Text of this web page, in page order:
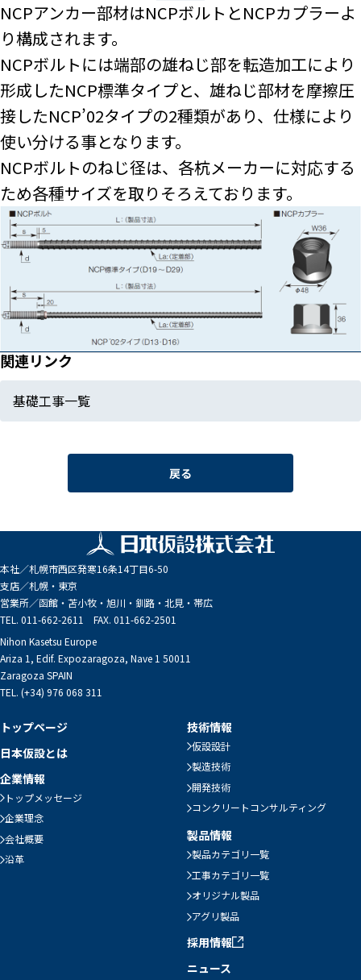
NCPアンカー部材はNCPボルトとNCPカプラーよ
り構成されます。
NCPボルトには端部の雄ねじ部を転造加工により
形成したNCP標準タイプと、雄ねじ部材を摩擦圧
接したNCP’02タイプの2種類があり、仕様により
使い分ける事となります。
NCPボルトのねじ径は、各杭メーカーに対応する
ため各種サイズを取りそろえております。
関連リンク
基礎工事一覧
戻る
本社／札幌市西区発寒16条14丁目6-50
支店／札幌・東京
営業所／函館・苫小牧・旭川・釧路・北見・帯広
TEL. 011-662-2611 FAX. 011-662-2501
Nihon Kasetsu Europe
Ariza 1, Edif. Expozaragoza, Nave 1 50011
Zaragoza SPAIN
TEL. (+34) 976 068 311
トップページ
日本仮設とは
企業情報
トップメッセージ
企業理念
会社概要
沿革
技術情報
仮設設計
製造技術
開発技術
コンクリートコンサルティング
製品情報
製品カテゴリ一覧
工事カテゴリ一覧
オリジナル製品
アグリ製品
採用情報
ニュース